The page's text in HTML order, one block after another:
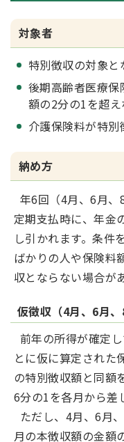
対象者
特別徴収の対象
後期高齢者医療
額の2分の1を超え
介護保険料が特
納め方
年6回（4月、6月
定期支払時に、年金
し引かれます。条件
ばかりの人や保険料
収とならない場合が
仮徴収（4月、6月
前年の所得が確定
とに仮に算定された
の特別徴収額と同額
6分の1を各月から差
ただし、4月、6月
月の本徴収額の金額